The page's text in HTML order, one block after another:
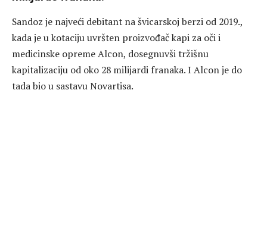
Sandoz je najveći debitant na švicarskoj berzi od 2019.,
kada je u kotaciju uvršten proizvođač kapi za oči i
medicinske opreme Alcon, dosegnuvši tržišnu
kapitalizaciju od oko 28 milijardi franaka. I Alcon je do
tada bio u sastavu Novartisa.